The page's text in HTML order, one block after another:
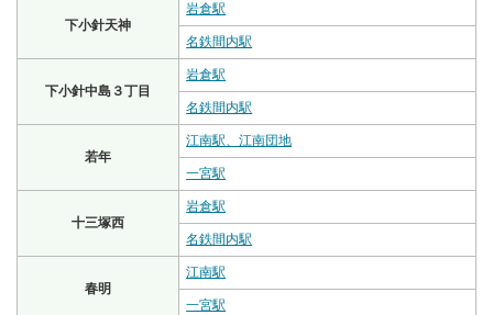
下小針天神
岩倉駅
名鉄間内駅
下小針中島３丁目
岩倉駅
名鉄間内駅
若年
江南駅、江南団地
一宮駅
十三塚西
岩倉駅
名鉄間内駅
春明
江南駅
一宮駅